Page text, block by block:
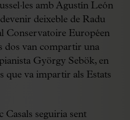
amb Agustín León
deixeble de Radu
Conservatoire Européen
dos van compartir una
György Sebök, en
que va impartir als Estats
Casals seguiria sent